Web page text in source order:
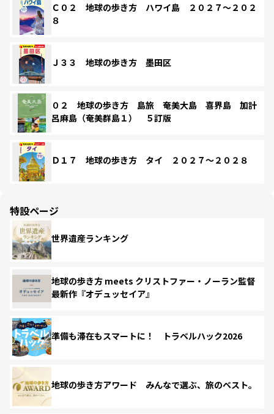
Ｃ０２ 地球の歩き方 ハワイ島 ２０２７～２０２
８
Ｊ３３ 地球の歩き方 墨田区
０２ 地球の歩き方 島旅 奄美大島 喜界島 加計
呂麻島（奄美群島１） ５訂版
Ｄ１７ 地球の歩き方 タイ ２０２７～２０２８
特設ページ
世界遺産ランキング
地球の歩き方 meets クリストファー・ノーラン監督
最新作『オデュッセイア』
準備も滞在もスマートに！ トラベルハック2026
地球の歩き方アワード みんなで選ぶ、旅のベスト。